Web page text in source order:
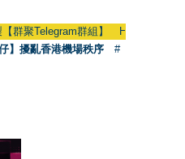
聚Telegram群組】 HKGAY.net has
】擾亂香港機場秩序
#